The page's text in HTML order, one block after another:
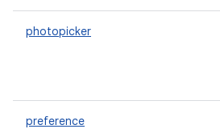
photopicker
preference